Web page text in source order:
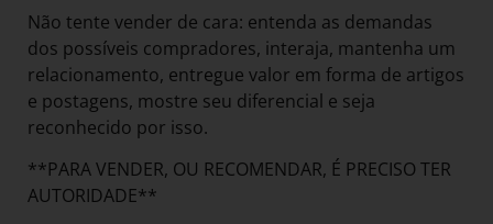
Não tente vender de cara: entenda as demandas
dos possíveis compradores, interaja, mantenha um
relacionamento, entregue valor em forma de artigos
e postagens, mostre seu diferencial e seja
reconhecido por isso.
**PARA VENDER, OU RECOMENDAR, É PRECISO TER
AUTORIDADE**